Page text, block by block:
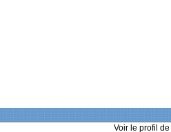
Voir le profil de